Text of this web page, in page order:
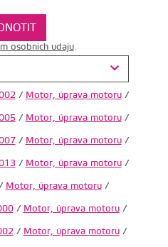
osobnich udaju.
/ Motor, úprava motoru/
/ Motor, úprava motoru/
/ Motor, úprava motoru/
/ Motor, úprava motoru/
Motor, úprava motoru/
/ Motor, úprava motoru/
/ Motor, úprava motoru/